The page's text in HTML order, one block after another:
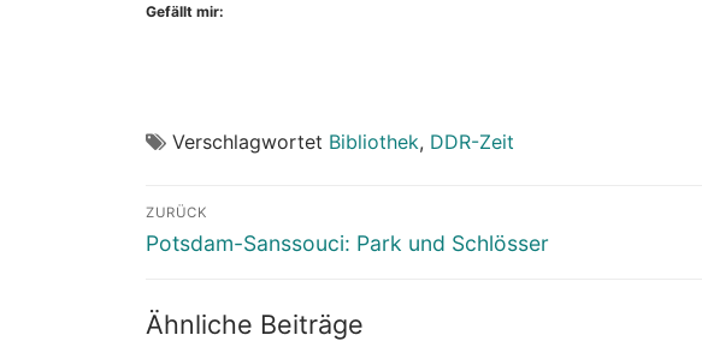
Gefällt mir:
Verschlagwortet Bibliothek, DDR-Zeit
Beitragsnavigation
ZURÜCK
Vorheriger
Potsdam-Sanssouci: Park und Schlösser
Ähnliche Beiträge